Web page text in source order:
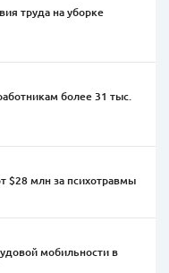
труда на уборке
более 31 тыс.
$28 млн за психотравмы
мобильности в